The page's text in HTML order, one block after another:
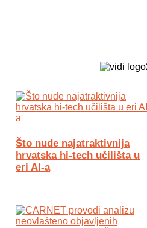
Što nude najatraktivnija
hrvatska hi-tech učilišta u
eri AI-a